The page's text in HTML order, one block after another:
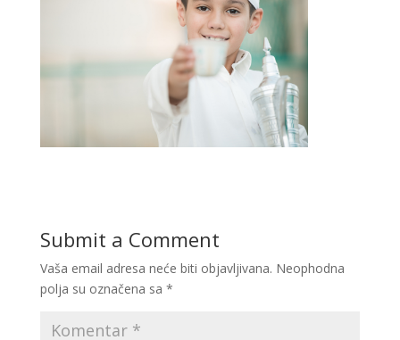
Submit a Comment
Vaša email adresa neće biti objavljivana. Neophodna
polja su označena sa *